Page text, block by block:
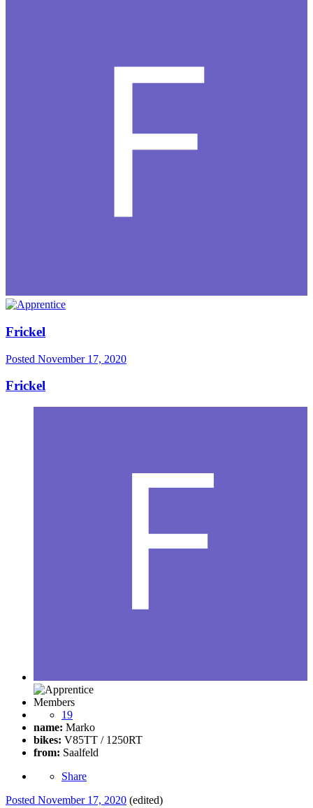
Frickel
Posted November 17, 2020
Frickel
Members
19
name: Marko
bikes: V85TT / 1250RT
from: Saalfeld
Share
Posted November 17, 2020 (edited)